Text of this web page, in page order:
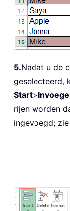
5.Nadat u de
geselecteerd,
Start>
rijen worden
ingevoegd;